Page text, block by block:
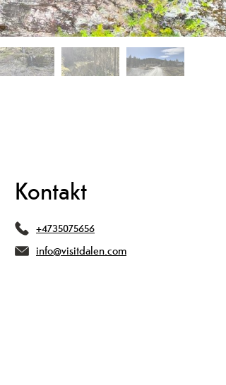
Kontakt
+4735075656
info@visitdalen.com